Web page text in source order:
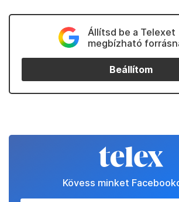
Állítsd be a Telexet
megbízható
Beállítom
Kövess minket